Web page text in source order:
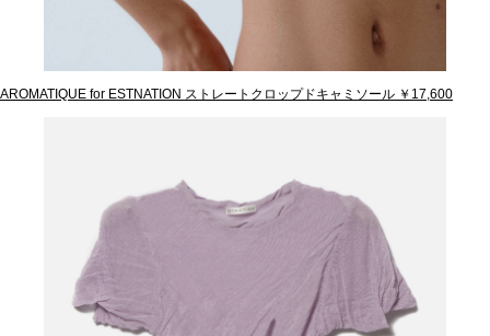
AROMATIQUE for ESTNATION ストレートクロップドキャミソール ￥17,600